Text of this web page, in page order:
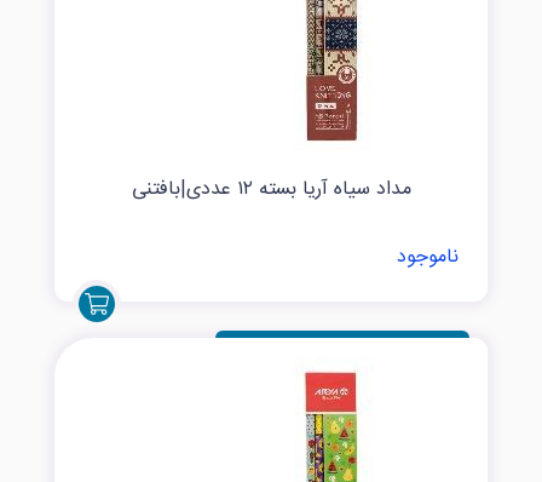
مداد سیاه آریا بسته ۱۲ عددی|بافتنی
ناموجود